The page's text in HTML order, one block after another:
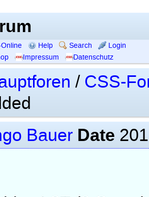
Help Search
Login
Impressum Datenschutz
/ CSS-
Bauer Date